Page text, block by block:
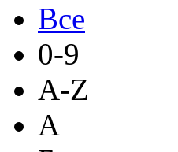
Все
0-9
A-Z
А